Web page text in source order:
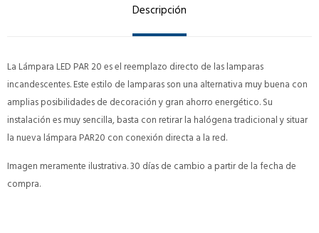
Descripción
La Lámpara LED PAR 20 es el reemplazo directo de las lamparas
incandescentes. Este estilo de lamparas son una alternativa muy buena con
amplias posibilidades de decoración y gran ahorro energético. Su
instalación es muy sencilla, basta con retirar la halógena tradicional y situar
la nueva lámpara PAR20 con conexión directa a la red.
Imagen meramente ilustrativa. 30 días de cambio a partir de la fecha de
compra.